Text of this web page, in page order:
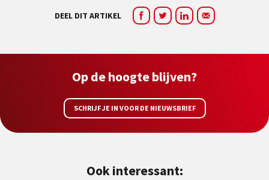
DEEL DIT ARTIKEL
Op de hoogte blijven?
SCHRIJF JE IN VOOR DE NIEUWSBRIEF
Ook interessant: